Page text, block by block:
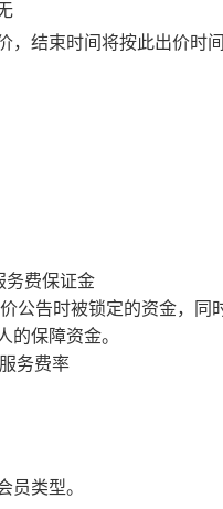
，结束时间将按此出价时间
务费保证金
公告时被锁定的资金，同
的保障资金。
务费率
员类型。